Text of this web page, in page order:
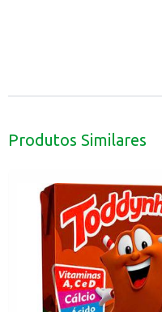
Produtos Similares